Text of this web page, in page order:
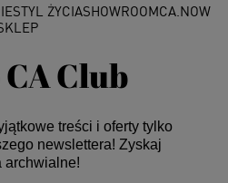
CA Club
treści i oferty tylko
newslettera! Zyskaj
archwialne!
STYL ŻYCIASHOWROOMCA.NOW